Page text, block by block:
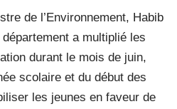
de l’Environnement, Habib
a multiplié les
durant le mois de juin,
scolaire et du début des
les jeunes en faveur de